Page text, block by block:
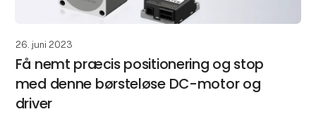
26. juni 2023
Få nemt præcis positionering og stop
med denne børsteløse DC-motor og
driver